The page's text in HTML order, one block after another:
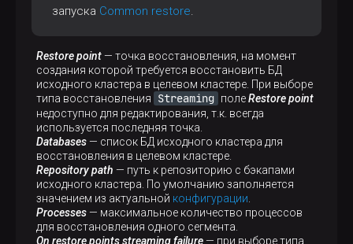
запуска Common restore.
Restore point— точка восстановления, на момент
создания которой требуется восстановить БД
исходного кластера в целевом кластере. При выборе
типа восстановления
Streaming полеRestore point
недоступно для редактирования, т.к. всегда
используется последняя точка.
Databases— список БД исходного кластера для
восстановления в целевом кластере.
Repository path — путь к репозиторию с бэкапами
исходного кластера. По умолчанию заполняется
значением из актуальной конфигурации
Processes— максимальное количество процессов
для восстановления одного сегмента.
On restore points streaming failure— при выборе типа